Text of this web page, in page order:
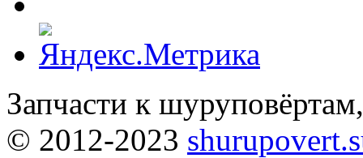
Запчасти к
© 2012-2023